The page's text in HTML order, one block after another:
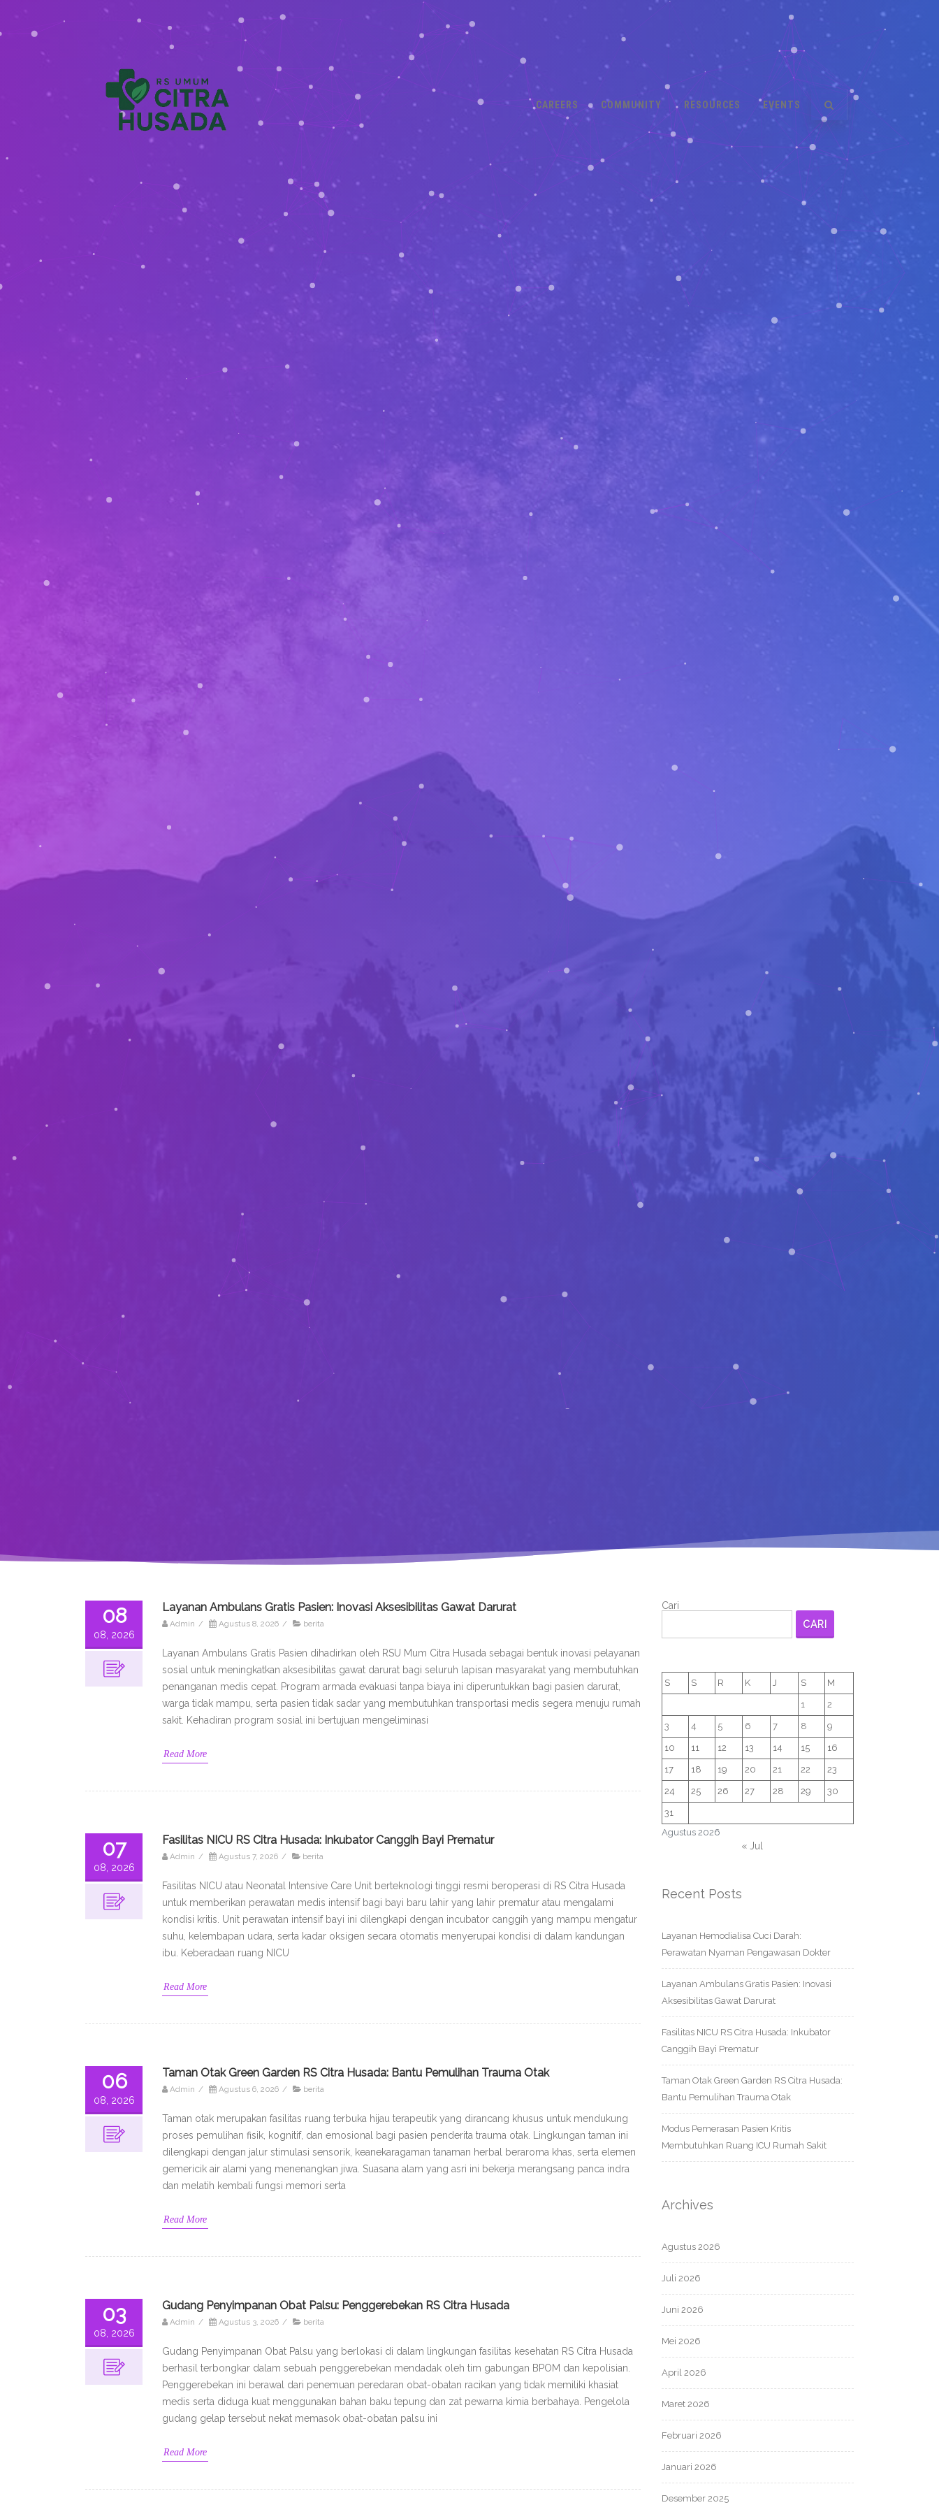
CAREERS COMMUNITY RESOURCES EVENTS
08
08, 2026
Layanan Ambulans Gratis Pasien: Inovasi Aksesibilitas Gawat Darurat
Admin / Agustus 8, 2026 / berita
Layanan Ambulans Gratis Pasien dihadirkan oleh RSU Mum Citra Husada sebagai bentuk inovasi pelayanan
sosial untuk meningkatkan aksesibilitas gawat darurat bagi seluruh lapisan masyarakat yang membutuhkan
penanganan medis cepat. Program armada evakuasi tanpa biaya ini diperuntukkan bagi pasien darurat,
warga tidak mampu, serta pasien tidak sadar yang membutuhkan transportasi medis segera menuju rumah
sakit. Kehadiran program sosial ini bertujuan mengeliminasi
Read More
07
08, 2026
Fasilitas NICU RS Citra Husada: Inkubator Canggih Bayi Prematur
Admin / Agustus 7, 2026 / berita
Fasilitas NICU atau Neonatal Intensive Care Unit berteknologi tinggi resmi beroperasi di RS Citra Husada
untuk memberikan perawatan medis intensif bagi bayi baru lahir yang lahir prematur atau mengalami
kondisi kritis. Unit perawatan intensif bayi ini dilengkapi dengan incubator canggih yang mampu mengatur
suhu, kelembapan udara, serta kadar oksigen secara otomatis menyerupai kondisi di dalam kandungan
ibu. Keberadaan ruang NICU
Read More
06
08, 2026
Taman Otak Green Garden RS Citra Husada: Bantu Pemulihan Trauma Otak
Admin / Agustus 6, 2026 / berita
Taman otak merupakan fasilitas ruang terbuka hijau terapeutik yang dirancang khusus untuk mendukung
proses pemulihan fisik, kognitif, dan emosional bagi pasien penderita trauma otak. Lingkungan taman ini
dilengkapi dengan jalur stimulasi sensorik, keanekaragaman tanaman herbal beraroma khas, serta elemen
gemericik air alami yang menenangkan jiwa. Suasana alam yang asri ini bekerja merangsang panca indra
dan melatih kembali fungsi memori serta
Read More
03
08, 2026
Gudang Penyimpanan Obat Palsu: Penggerebekan RS Citra Husada
Admin / Agustus 3, 2026 / berita
Gudang Penyimpanan Obat Palsu yang berlokasi di dalam lingkungan fasilitas kesehatan RS Citra Husada
berhasil terbongkar dalam sebuah penggerebekan mendadak oleh tim gabungan BPOM dan kepolisian.
Penggerebekan ini berawal dari penemuan peredaran obat-obatan racikan yang tidak memiliki khasiat
medis serta diduga kuat menggunakan bahan baku tepung dan zat pewarna kimia berbahaya. Pengelola
gudang gelap tersebut nekat memasok obat-obatan palsu ini
Read More
Cari
CARI
Agustus 2026
S S R K J S M
1 2
3 4 5 6 7 8 9
10 11 12 13 14 15 16
17 18 19 20 21 22 23
24 25 26 27 28 29 30
31
« Jul
Recent Posts
Layanan Hemodialisa Cuci Darah:
Perawatan Nyaman Pengawasan Dokter
Layanan Ambulans Gratis Pasien: Inovasi
Aksesibilitas Gawat Darurat
Fasilitas NICU RS Citra Husada: Inkubator
Canggih Bayi Prematur
Taman Otak Green Garden RS Citra Husada:
Bantu Pemulihan Trauma Otak
Modus Pemerasan Pasien Kritis
Membutuhkan Ruang ICU Rumah Sakit
Archives
Agustus 2026
Juli 2026
Juni 2026
Mei 2026
April 2026
Maret 2026
Februari 2026
Januari 2026
Desember 2025